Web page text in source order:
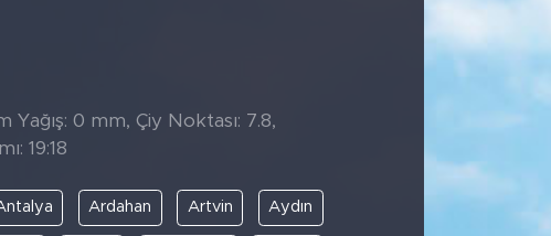
Yağış: 0 mm, Çiy Noktası: 7.8,
19:18
Ardahan Artvin Aydın